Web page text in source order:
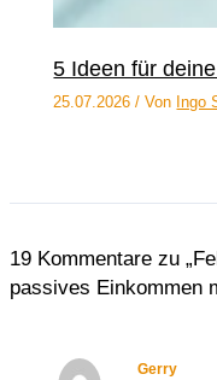
5 Ideen für
25.07.2026/ Von Ingo
19 Kommentare zu
passives Einkommen
Gerry